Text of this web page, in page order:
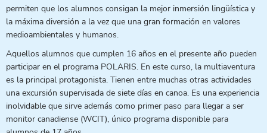
permiten que los alumnos consigan la mejor inmersión lingüística y
la máxima diversión a la vez que una gran formación en valores
medioambientales y humanos.
Aquellos alumnos que cumplen 16 años en el presente año pueden
participar en el programa POLARIS. En este curso, la multiaventura
es la principal protagonista. Tienen entre muchas otras actividades
una excursión supervisada de siete días en canoa. Es una experiencia
inolvidable que sirve además como primer paso para llegar a ser
monitor canadiense (WCIT), único programa disponible para